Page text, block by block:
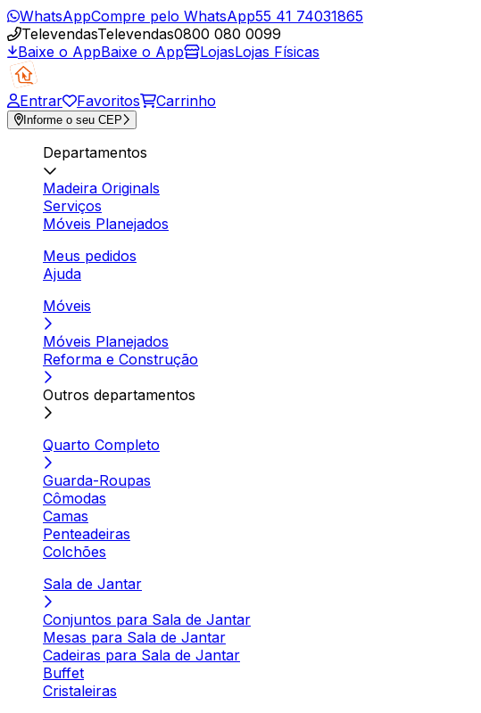
WhatsAppCompre pelo WhatsApp55 41 74031865
TelevendasTelevendas0800 080 0099
Baixe o AppBaixe o App LojasLojas Físicas
Entrar Favoritos Carrinho
Informe o seu CEP
Departamentos
Madeira Originals
Serviços
Móveis Planejados
Meus pedidos
Ajuda
Móveis
Móveis Planejados
Reforma e Construção
Outros departamentos
Quarto Completo
Guarda-Roupas
Cômodas
Camas
Penteadeiras
Colchões
Sala de Jantar
Conjuntos para Sala de Jantar
Mesas para Sala de Jantar
Cadeiras para Sala de Jantar
Buffet
Cristaleiras